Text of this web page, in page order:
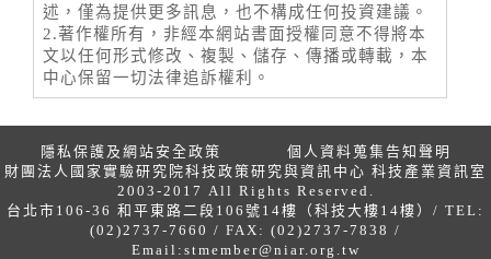
述，僅為提供更多訊息，也不構成任何投資建議。
2.著作權所有，非經本網站書面授權同意不得將本
文以任何形式修改、複製、儲存、傳播或轉載，本
中心保留一切法律追訴權利。
隱私保護及網站安全政策
個人資料蒐集告知聲明
財團法人國家實驗研究院科技政策研究與資訊中心 科技產業資訊室
2003-2017 All Rights Reserved.
台北市106-36 和平東路二段106號14樓（科技大樓14樓）/ TEL:
(02)2737-7660 / FAX: (02)2737-7838 /
Email: stmember@niar.org.tw